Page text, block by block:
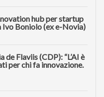
hub per startup
Ivo Boniolo (ex e-Novia)
Flaviis (CDP): “L’AI è
per chi fa innovazione.